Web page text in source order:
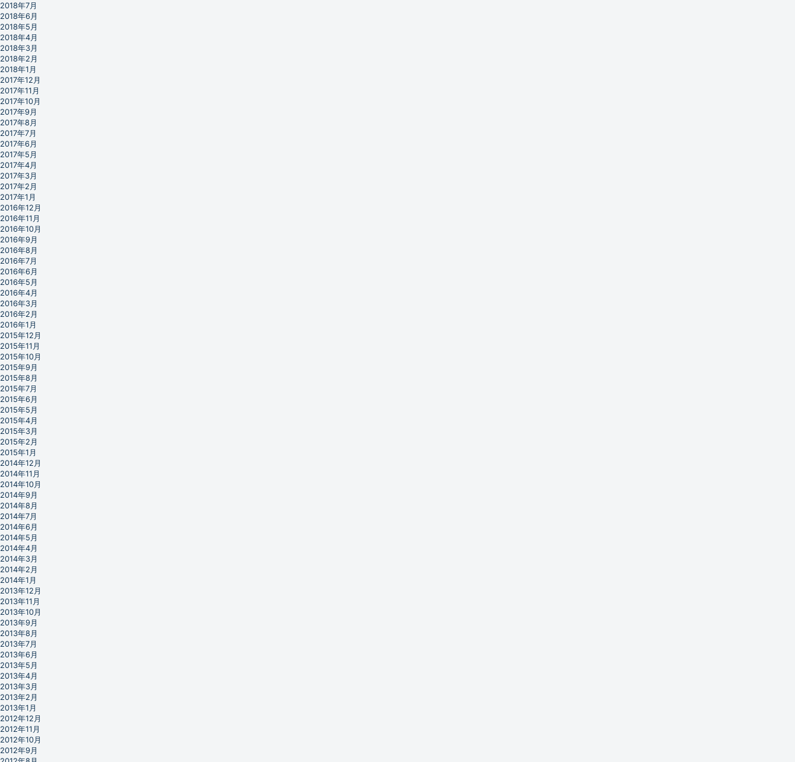
2018年7月
2018年6月
2018年5月
2018年4月
2018年3月
2018年2月
2018年1月
2017年12月
2017年11月
2017年10月
2017年9月
2017年8月
2017年7月
2017年6月
2017年5月
2017年4月
2017年3月
2017年2月
2017年1月
2016年12月
2016年11月
2016年10月
2016年9月
2016年8月
2016年7月
2016年6月
2016年5月
2016年4月
2016年3月
2016年2月
2016年1月
2015年12月
2015年11月
2015年10月
2015年9月
2015年8月
2015年7月
2015年6月
2015年5月
2015年4月
2015年3月
2015年2月
2015年1月
2014年12月
2014年11月
2014年10月
2014年9月
2014年8月
2014年7月
2014年6月
2014年5月
2014年4月
2014年3月
2014年2月
2014年1月
2013年12月
2013年11月
2013年10月
2013年9月
2013年8月
2013年7月
2013年6月
2013年5月
2013年4月
2013年3月
2013年2月
2013年1月
2012年12月
2012年11月
2012年10月
2012年9月